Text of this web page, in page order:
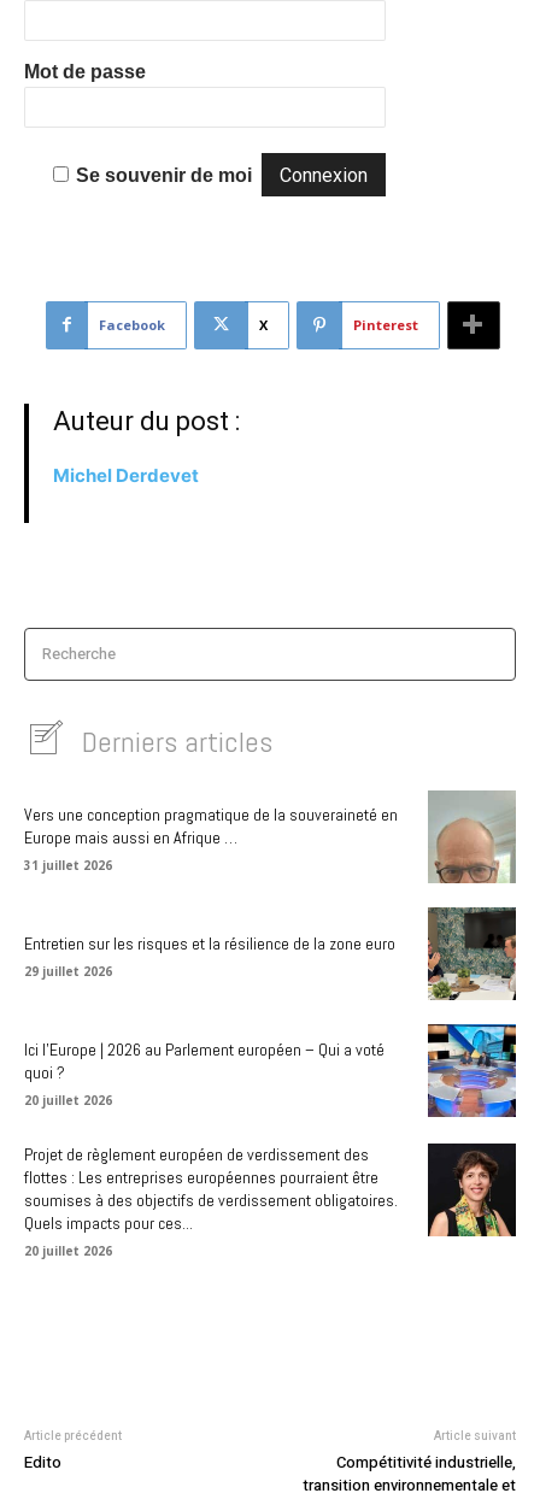
Mot de passe
Se souvenir de moi
Facebook X Pinterest
Auteur du post :
Michel Derdevet
Recherche
Derniers articles
Vers une conception pragmatique de la souveraineté en
Europe mais aussi en Afrique …
31 juillet 2026
Entretien sur les risques et la résilience de la zone euro
29 juillet 2026
Ici l’Europe | 2026 au Parlement européen – Qui a voté
quoi ?
20 juillet 2026
Projet de règlement européen de verdissement des
flottes : Les entreprises européennes pourraient être
soumises à des objectifs de verdissement obligatoires.
Quels impacts pour ces...
20 juillet 2026
Article précédent
Edito
Article suivant
Compétitivité industrielle,
transition environnementale et